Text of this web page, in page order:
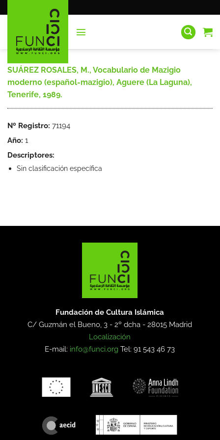
al
SUÁREZ ROSALES, M., Vocabulario de Mazigio
moderno (español-mazigio), Aguere (La Laguna),
Tenerife, 1989.
Nº Registro: 71194
Año: 1
Descriptores:
Sin clasificación específica
Fundación de Cultura Islámica
C/ Guzmán el Bueno, 3 - 2º dcha -28015 Madrid
Localización
E-mail: info@funci.org Tel: 91 543 46 73